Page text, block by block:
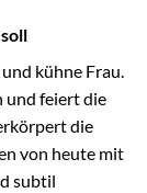
kühne Frau.
und feiert die
die
von heute mit
subtil